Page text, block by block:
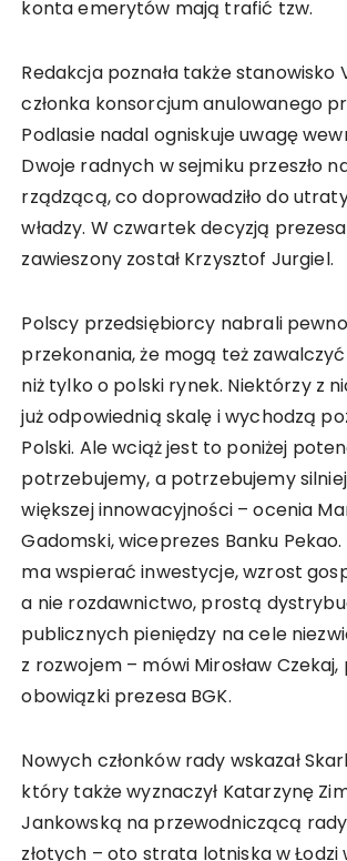
konta emerytów mają trafić tzw.
Redakcja poznała także stanowisko
członka konsorcjum anulowanego
Podlasie nadal ogniskuje uwagę
Dwoje radnych w sejmiku przeszło
rządzącą, co doprowadziło do
władzy. W czwartek decyzją
zawieszony został Krzysztof Jurgiel.
Polscy przedsiębiorcy nabrali
przekonania, że mogą też
niż tylko o polski rynek. Niektórzy z
już odpowiednią skalę i wychodzą
Polski. Ale wciąż jest to poniżej
potrzebujemy, a potrzebujemy
większej innowacyjności – ocenia
Gadomski, wiceprezes Banku
ma wspierać inwestycje, wzrost
a nie rozdawnictwo, prostą
publicznych pieniędzy na cele
z rozwojem – mówi Mirosław Czekaj,
obowiązki prezesa BGK.
Nowych członków rady wskazał
który także wyznaczył Katarzynę
Jankowską na przewodniczącą
złotych – oto strata lotniska w Łodzi